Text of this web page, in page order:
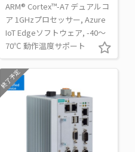
ARM® Cortex™-A7 デュアルコ
ア 1GHzプロセッサー, Azure
IoT Edgeソフトウェア, -40～
70℃ 動作温度サポート
終了予定